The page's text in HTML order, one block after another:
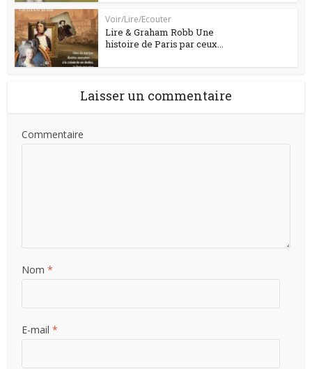
Voir/Lire/Ecouter
Lire & Graham Robb Une
histoire de Paris par ceux...
Laisser un commentaire
Commentaire
Nom*
E-mail*